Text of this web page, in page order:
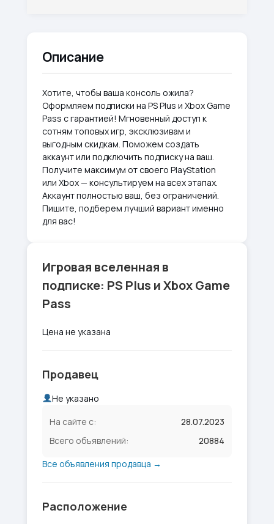
Описание
Хотите, чтобы ваша консоль ожила?
Оформляем подписки на PS Plus и Xbox Game
Pass с гарантией! Мгновенный доступ к
сотням топовых игр, эксклюзивам и
выгодным скидкам. Поможем создать
аккаунт или подключить подписку на ваш.
Получите максимум от своего PlayStation
или Xbox — консультируем на всех этапах.
Аккаунт полностью ваш, без ограничений.
Пишите, подберем лучший вариант именно
для вас!
Игровая вселенная в
подписке: PS Plus и Xbox Game
Pass
Цена не указана
Продавец
Не указано
На сайте с:
28.07.2023
Всего объявлений:
20884
Все объявления продавца →
Расположение